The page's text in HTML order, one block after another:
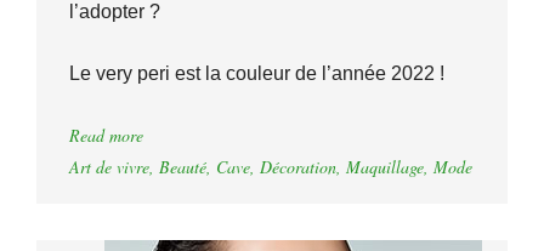
l’adopter ?
Le very peri est la couleur de l’année 2022 !
Read more
Art de vivre, Beauté, Cave, Décoration, Maquillage, Mode